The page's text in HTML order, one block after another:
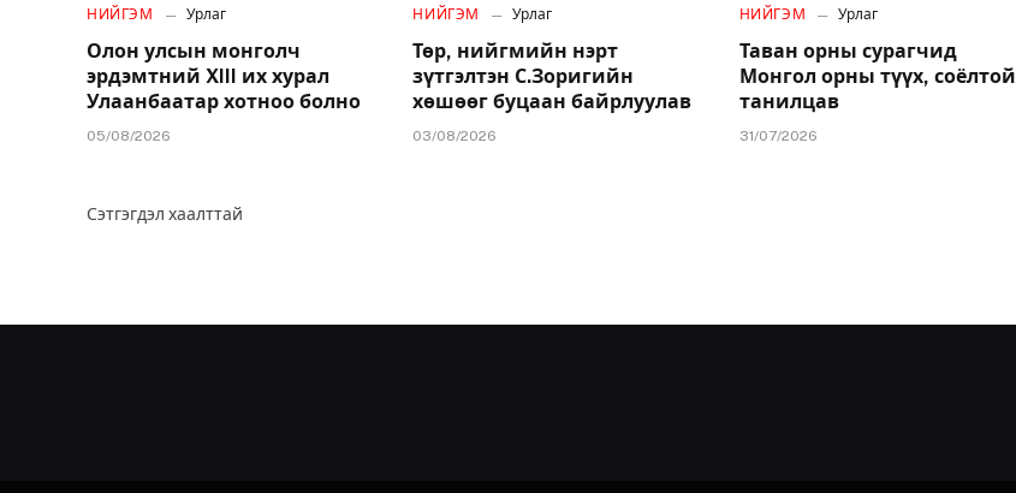
НИЙГЭМ Урлаг
Олон улсын монголч
эрдэмтний XIII их хурал
Улаанбаатар хотноо болно
05/08/2026
НИЙГЭМ Урлаг
Төр, нийгмийн нэрт
зүтгэлтэн С.Зоригийн
хөшөөг буцаан байрлуулав
03/08/2026
НИЙГЭМ Урлаг
Таван орны сурагчид
Монгол орны түүх, соёлтой
танилцав
31/07/2026
Сэтгэгдэл хаалттай